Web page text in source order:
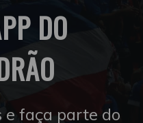
DO
e faça parte do